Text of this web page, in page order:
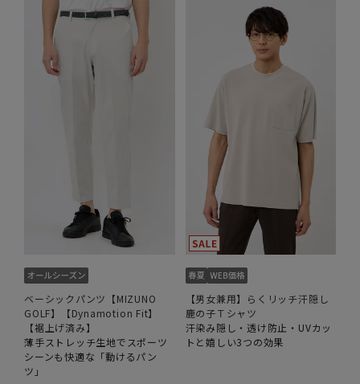
ベーシックパンツ【MIZUNO
GOLF】【Dynamotion Fit】
【裾上げ済み】
薄手ストレッチ生地でスポーツ
シーンも快適な「動けるパン
ツ」
【男女兼用】らくリッチ汗隠し
鹿の子Ｔシャツ
汗染み隠し・透け防止・UVカッ
トと嬉しい3つの効果